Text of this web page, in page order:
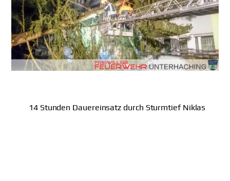
14 Stunden Dauereinsatz durch Sturmtief Niklas